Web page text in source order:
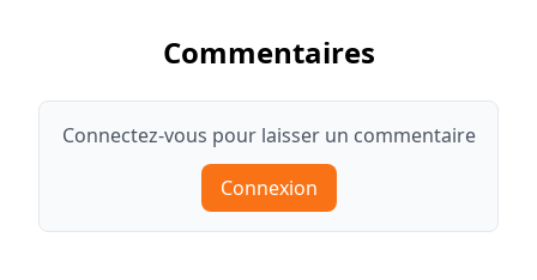
Commentaires
Connectez-vous pour laisser un commentaire
Connexion